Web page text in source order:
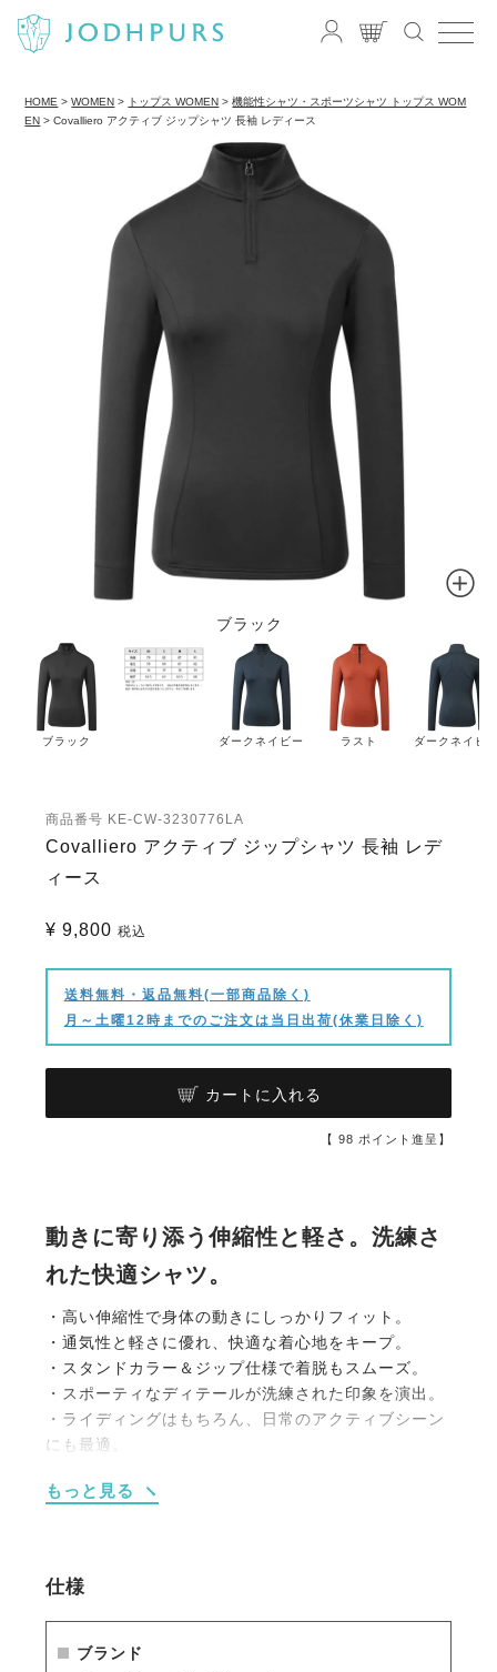
HOME WOMEN トップス WOMEN
機能性シャツ・スポーツシャツ トップス WOM
EN
Covalliero アクティブ ジップシャツ 長袖 レディース
ブラック
ブラック ダークネイビー ラスト ダークネイビ
商品番号 KE-CW-3230776LA
Covalliero アクティブ ジップシャツ 長袖 レデ
ィース
¥ 9,800 税込
送料無料・返品無料(一部商品除く)
月～土曜12時までのご注文は当日出荷(休業日除く)
カートに入れる
【 98 ポイント進呈】
動きに寄り添う伸縮性と軽さ。洗練さ
れた快適シャツ。
・高い伸縮性で身体の動きにしっかりフィット。
・通気性と軽さに優れ、快適な着心地をキープ。
・スタンドカラー＆ジップ仕様で着脱もスムーズ。
・スポーティなディテールが洗練された印象を演出。
・ライディングはもちろん、日常のアクティブシーン
にも最適。
※シーズン品のため入荷数が少なく再販はありません
ださい。
もっと見る
仕様
ブランド